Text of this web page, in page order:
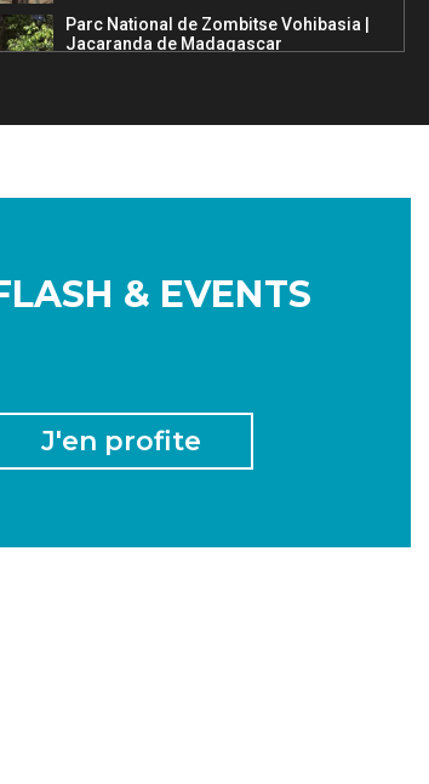
Parc National de Zombitse Vohibasia |
Jacaranda de Madagascar
Jacaranda de Madagascar
& EVENTS
J'en profite